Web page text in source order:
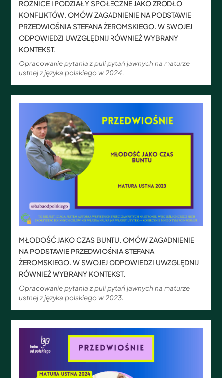
RÓŻNICE I PODZIAŁY SPOŁECZNE JAKO ŹRÓDŁO
KONFLIKTÓW. OMÓW ZAGADNIENIE NA PODSTAWIE
PRZEDWIOŚNIA STEFANA ŻEROMSKIEGO. W SWOJEJ
ODPOWIEDZI UWZGLĘDNIJ RÓWNIEŻ WYBRANY
KONTEKST.
Opracowanie pytania z puli pytań jawnych na maturze
ustnej z języka polskiego w 2024.
MŁODOŚĆ JAKO CZAS BUNTU. OMÓW ZAGADNIENIE
NA PODSTAWIE PRZEDWIOŚNIA STEFANA
ŻEROMSKIEGO. W SWOJEJ ODPOWIEDZI UWZGLĘDNIJ
RÓWNIEŻ WYBRANY KONTEKST.
Opracowanie pytania z puli pytań jawnych na maturze
ustnej z języka polskiego w 2023.